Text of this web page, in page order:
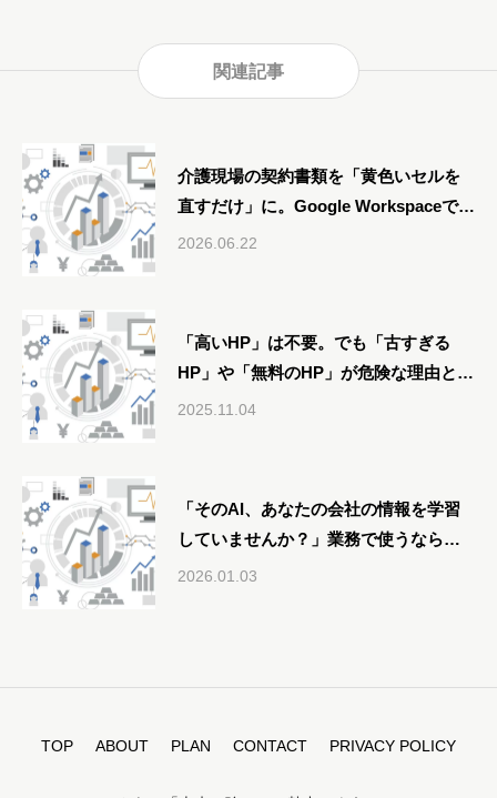
関連記事
介護現場の契約書類を「黄色いセルを
直すだけ」に。Google Workspaceで作
る書類管理のしくみ
2026.06.22
「高いHP」は不要。でも「古すぎる
HP」や「無料のHP」が危険な理由と
は？
2025.11.04
「そのAI、あなたの会社の情報を学習
していませんか？」業務で使うなら
Gemini一択な理由
2026.01.03
TOP ABOUT PLAN CONTACT PRIVACY POLICY